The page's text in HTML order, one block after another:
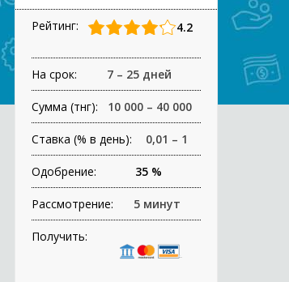
Рейтинг: 4.2
На срок: 7 – 25 дней
Сумма (тнг): 10 000 – 40 000
Ставка (% в день): 0,01 – 1
Одобрение: 35 %
Рассмотрение: 5 минут
Получить: